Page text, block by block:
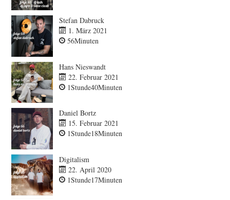
Stefan Dabruck
1. März 2021
56Minuten
Hans Nieswandt
22. Februar 2021
1Stunde40Minuten
Daniel Bortz
15. Februar 2021
1Stunde18Minuten
Digitalism
22. April 2020
1Stunde17Minuten